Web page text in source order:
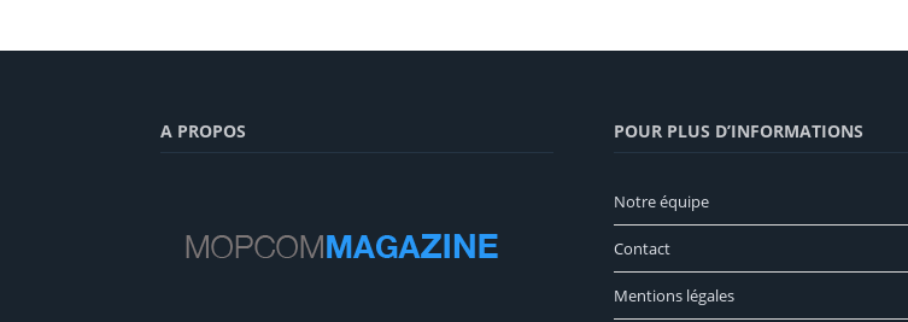
A PROPOS POUR PLUS D’INFORMATIONS
Notre équipe
Contact
Mentions légales